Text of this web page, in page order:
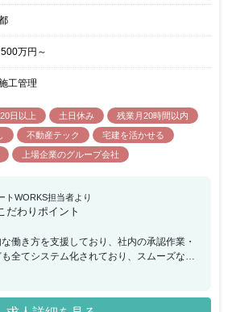
500万円 ～
工管理
日以上 土日休み
残業月20時間以内
不動産テック
宅建を活かせる
上場企業のグループ会社
トWORKS担当者より
だわりポイント
働き方を支援しており、社内の承認作業・
全てシステム化されており、スムーズなタ
認等が実施できる環境がございます。社内
出来ており、メリハリをつけて働き方を実